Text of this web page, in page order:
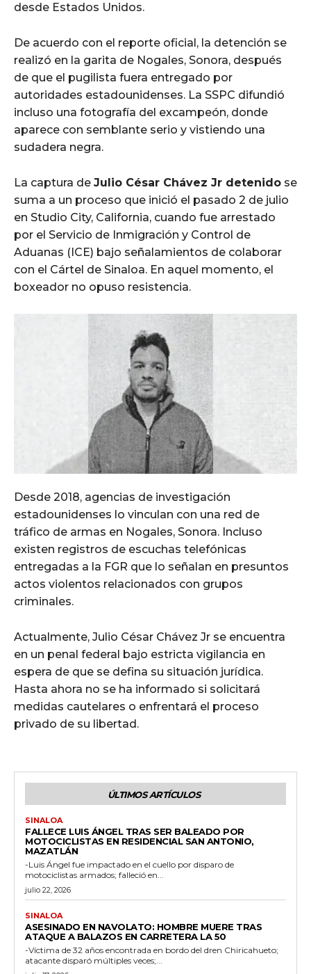
desde Estados Unidos.
De acuerdo con el reporte oficial, la detención se
realizó en la garita de Nogales, Sonora, después
de que el pugilista fuera entregado por
autoridades estadounidenses. La SSPC difundió
incluso una fotografía del excampeón, donde
aparece con semblante serio y vistiendo una
sudadera negra.
La captura de Julio César Chávez Jr detenido se
suma a un proceso que inició el pasado 2 de julio
en Studio City, California, cuando fue arrestado
por el Servicio de Inmigración y Control de
Aduanas (ICE) bajo señalamientos de colaborar
con el Cártel de Sinaloa. En aquel momento, el
boxeador no opuso resistencia.
Desde 2018, agencias de investigación
estadounidenses lo vinculan con una red de
tráfico de armas en Nogales, Sonora. Incluso
existen registros de escuchas telefónicas
entregadas a la FGR que lo señalan en presuntos
actos violentos relacionados con grupos
criminales.
Actualmente, Julio César Chávez Jr se encuentra
en un penal federal bajo estricta vigilancia en
espera de que se defina su situación jurídica.
Hasta ahora no se ha informado si solicitará
medidas cautelares o enfrentará el proceso
privado de su libertad.
ÚLTIMOS ARTÍCULOS
SINALOA
FALLECE LUIS ÁNGEL TRAS SER BALEADO POR
MOTOCICLISTAS EN RESIDENCIAL SAN ANTONIO,
MAZATLÁN
-Luis Ángel fue impactado en el cuello por disparo de
motociclistas armados; falleció en...
julio 22, 2026
SINALOA
ASESINADO EN NAVOLATO: HOMBRE MUERE TRAS
ATAQUE A BALAZOS EN CARRETERA LA 50
-Víctima de 32 años encontrada en bordo del dren Chiricahueto;
atacante disparó múltiples veces;...